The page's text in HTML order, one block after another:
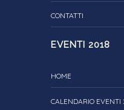
CONTATTI
EVENTI 2018
HOME
CALENDARIO EVENTI